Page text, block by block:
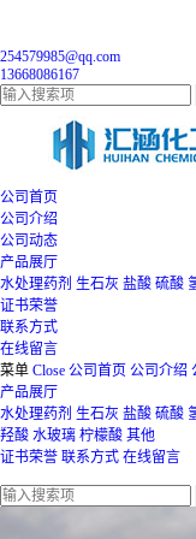
254579985@qq.com
13668086167
公司首页
公司介绍
公司动态
产品展厅
水处理药剂 生石灰 盐酸 硫酸
证书荣誉
联系方式
在线留言
菜单 Close 公司首页 公司介绍
产品展厅
水处理药剂 生石灰 盐酸 硫酸
羟酸 水玻璃 柠檬酸 其他
证书荣誉 联系方式 在线留言